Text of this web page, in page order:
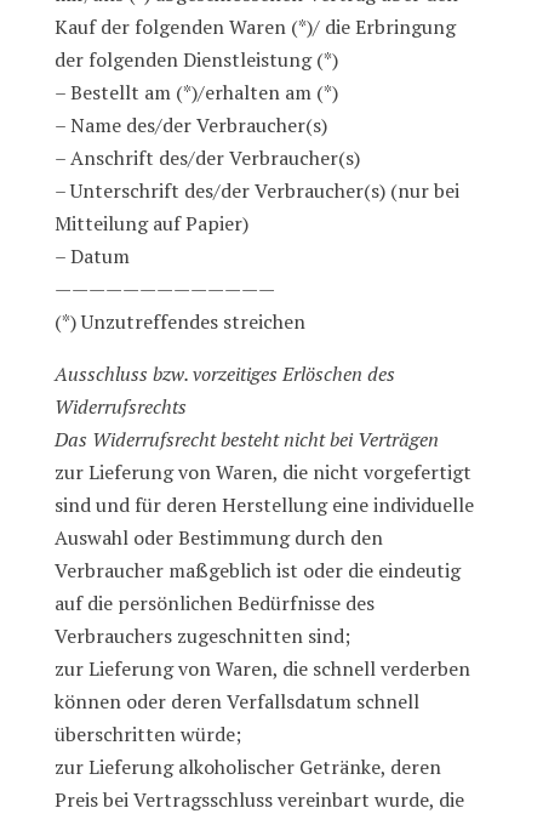
Kauf der folgenden Waren (*)/ die Erbringung
der folgenden Dienstleistung (*)
– Bestellt am (*)/erhalten am (*)
– Name des/der Verbraucher(s)
– Anschrift des/der Verbraucher(s)
– Unterschrift des/der Verbraucher(s) (nur bei
Mitteilung auf Papier)
– Datum
—————————————
(*) Unzutreffendes streichen
Ausschluss bzw. vorzeitiges Erlöschen des
Widerrufsrechts
Das Widerrufsrecht besteht nicht bei Verträgen
zur Lieferung von Waren, die nicht vorgefertigt
sind und für deren Herstellung eine individuelle
Auswahl oder Bestimmung durch den
Verbraucher maßgeblich ist oder die eindeutig
auf die persönlichen Bedürfnisse des
Verbrauchers zugeschnitten sind;
zur Lieferung von Waren, die schnell verderben
können oder deren Verfallsdatum schnell
überschritten würde;
zur Lieferung alkoholischer Getränke, deren
Preis bei Vertragsschluss vereinbart wurde, die